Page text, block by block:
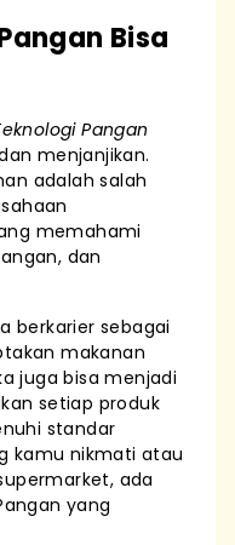
Bisa
Pangan
menjanjikan.
adalah salah
memahami
dan
berkarier sebagai
makanan
juga bisa menjadi
setiap produk
standar
kamu nikmati atau
ada
yang